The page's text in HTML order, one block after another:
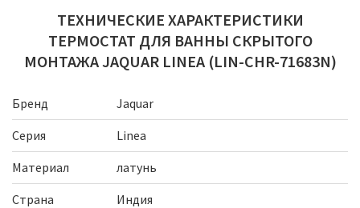
ТЕХНИЧЕСКИЕ ХАРАКТЕРИСТИКИ
ТЕРМОСТАТ ДЛЯ ВАННЫ СКРЫТОГО
МОНТАЖА JAQUAR LINEA (LIN-CHR-71683N)
Бренд
Jaquar
Серия
Linea
Материал
латунь
Страна
Индия